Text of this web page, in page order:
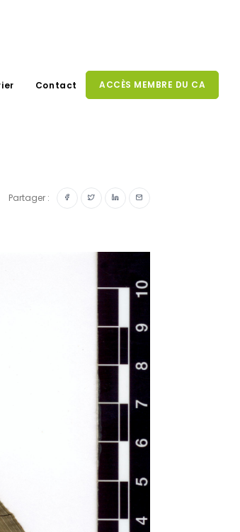
Contact ACCÈS MEMBRE DU CA
Partager :